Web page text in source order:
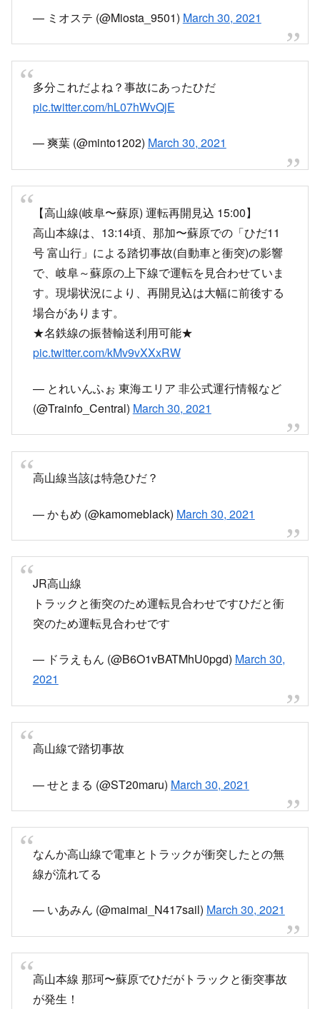
13:14頃、那加～蘇原駅間で
発生した踏切事故の影響で、岐阜～美濃太田駅間の運転を
見合わせています。
目撃情報など
那加駅で止まった
振替の名鉄で美濃太田まで迂回するとしてどのル
ートだ？pic.twitter.com/rC368dMQpi
家から見える距離で寝てる時に電車が停まる音と
救急車？の音がしておきてしまったわ
なにがあったんやろpic.twitter.com/uVq7H5wQjl
— LEON (@leon_0334)March 30, 2021
鵜沼に到着
2番線をひだ8号が塞いでいるため、蘇原行きは3
番線に入線pic.twitter.com/DWGUafqXyP
— ミオステ (@Miosta_9501)March 30, 2021
多分これだよね？事故にあったひだ
pic.twitter.com/hL07hWvQjE
— 爽葉 (@minto1202)March 30, 2021
【高山線(岐阜〜蘇原) 運転再開見込 15:00】
高山本線は、13:14頃、那加〜蘇原での「ひだ11
で、岐阜～蘇原の上下線で運転を見合わせていま
す。現場状況により、再開見込は大幅に前後する
場合があります。
★名鉄線の振替輸送利用可能★
pic.twitter.com/kMv9vXXxRW